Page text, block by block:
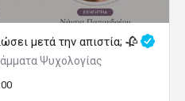
μετά την απιστία; 🥀
Ψυχολογίας